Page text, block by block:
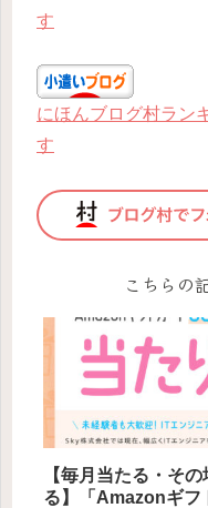
す
にほんブログ村ラン
す
こちらの
【毎月当たる・そ
る】「Amazonギフ